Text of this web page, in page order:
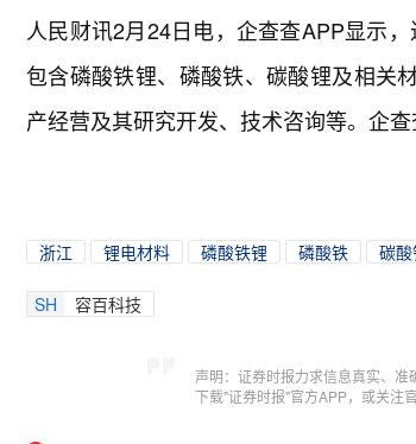
人民财讯2月24日电， 企查查APP显示
包含磷酸铁锂、磷酸铁、碳酸锂及相关
产经营及其研究开发、技术咨询等。企
浙江 锂电材料 磷酸铁锂 磷酸铁 碳酸
SH 容百科技
声明：证券时报力求信息真实、
下载"证券时报"官方APP，或关注